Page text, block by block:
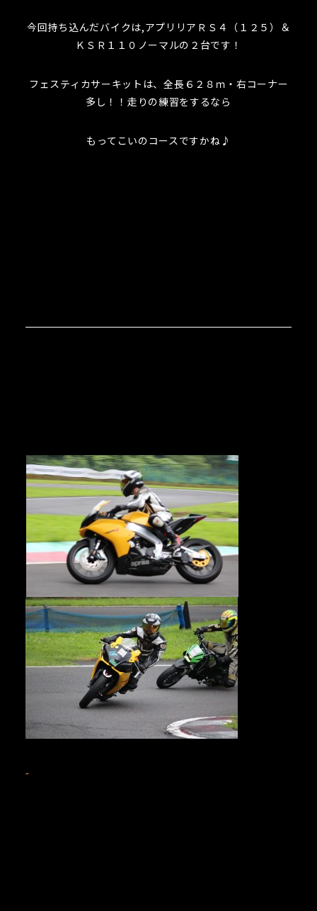
今回持ち込んだバイクは,アプリリアＲＳ４（１２５）＆
ＫＳＲ１１０ノーマルの２台です！
フェスティカサーキットは、全長６２８ｍ・右コーナー
多し！！走りの練習をするなら
もってこいのコースですかね♪